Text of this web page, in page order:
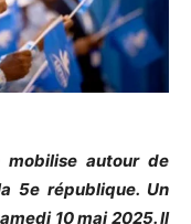
autour de
5e république. Un
10 mai 2025. Il